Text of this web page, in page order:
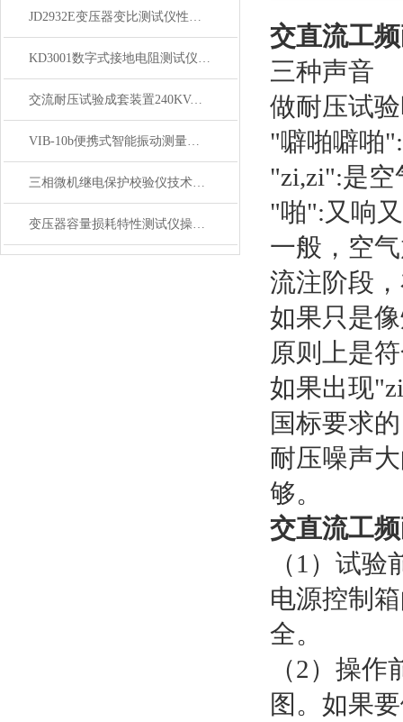
JD2932E变压器变比测试仪性能优点
KD3001数字式接地电阻测试仪操作指南
交流耐压试验成套装置240KVA/120KV-承装类注意事项
VIB-10b便携式智能振动测量仪 技术参数
三相微机继电保护校验仪技术参数
变压器容量损耗特性测试仪操作方法
交直流工
三种声音
做耐压试
"噼啪噼啪
"zi,zi":是空
"啪":又响
一般，空
流注阶段
如果只是
原则上是
如果出现
国标要求
耐压噪声
够。
交直流工
（1）试
电源控制
全。
（2）操
图。如果